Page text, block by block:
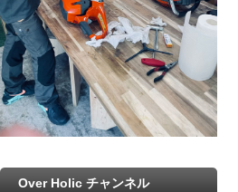
Over Holic チャンネル